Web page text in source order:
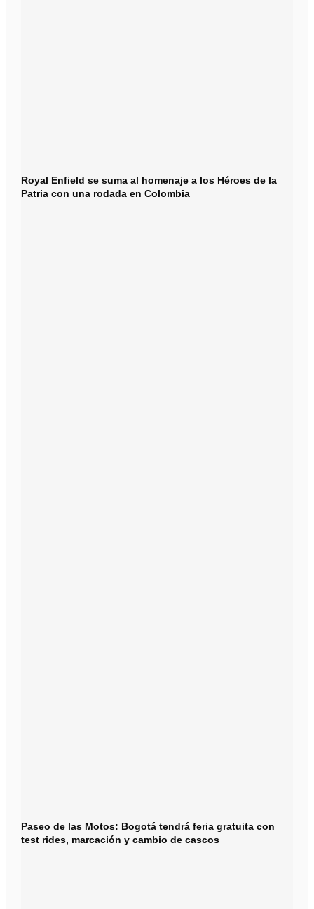
Royal Enfield se suma al homenaje a los Héroes de la
Patria con una rodada en Colombia
Paseo de las Motos: Bogotá tendrá feria gratuita con
test rides, marcación y cambio de cascos